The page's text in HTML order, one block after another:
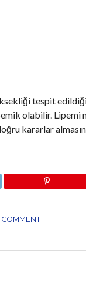
tespit
olabilir.
kararlar